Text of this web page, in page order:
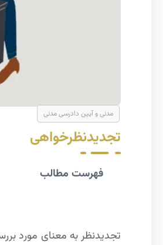
مدنی و آیین دادرسی مدنی
تجدیدنظرخواهی
فهرست مطالب
تجدیدنظر به معنای مورد